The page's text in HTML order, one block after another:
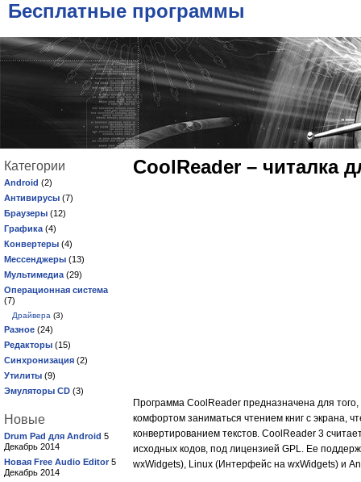
Бесплатные программы
Категории
Android (2)
Антивирусы (7)
Браузеры (12)
Графика (4)
Конвертеры (4)
Мессенджеры (13)
Мультимедиа (29)
Операционная система
(7)
Драйвера (3)
Разное (24)
Редакторы (15)
Синхронизация (2)
Утилиты (9)
Эмуляторы CD (3)
Новые
Drum Pad для Android 5
Декабрь 2014
Новая Free Audio Editor 5
Декабрь 2014
CoolReader – читалка
Программа CoolReader предназначена для
комфортом заниматься чтением книг с экрана,
конвертированием текстов. CoolReader 3
исходных кодов, под лицензией GPL. Ее
wxWidgets), Linux (Интерфейс на wxWidgets) и